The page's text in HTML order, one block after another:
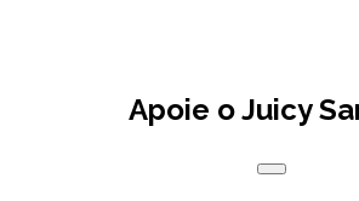
Apoie o Juicy